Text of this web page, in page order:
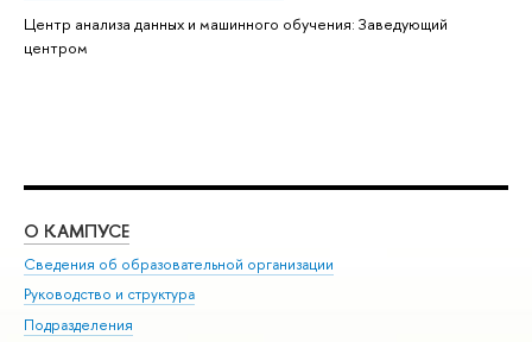
Центр анализа данных и машинного обучения: Заведующий
центром
О КАМПУСЕ
Сведения об образовательной организации
Руководство и структура
Подразделения